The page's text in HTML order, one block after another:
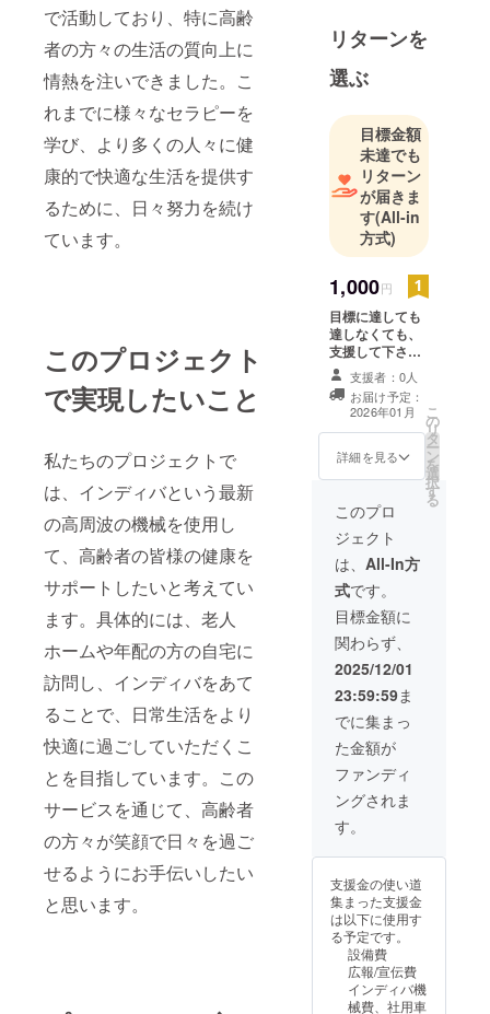
で活動しており、特に高齢
者の方々の生活の質向上に
情熱を注いできました。こ
れまでに様々なセラピーを
学び、より多くの人々に健
康的で快適な生活を提供す
るために、日々努力を続け
ています。
このプロジェクト
で実現したいこと
私たちのプロジェクトで
は、インディバという最新
の高周波の機械を使用し
て、高齢者の皆様の健康を
サポートしたいと考えてい
ます。具体的には、老人
ホームや年配の方の自宅に
訪問し、インディバをあて
ることで、日常生活をより
快適に過ごしていただくこ
とを目指しています。この
サービスを通じて、高齢者
の方々が笑顔で日々を過ご
せるようにお手伝いしたい
と思います。
リターンを
選ぶ
目標金額
未達でも
リターン
が届きま
す(All-in
方式)
1,000円
目標に達しても
達しなくても、
支援して下さっ
た方には感謝の
手紙を送らせて
ください。
支援者：0人
お届け予定：
2026年01月
詳細を見る
こ
の
リ
タ
ー
ン
を
選
択
す
る
このプロ
ジェクト
は、 All-In方
式です。
目標金額に
関わらず、
2025/12/01
23:59:59ま
でに集まっ
た金額が
ファンディ
ングされま
す。
支援金の使い道
集まった支援金
は以下に使用す
る予定です。
設備費
広報/宣伝費
インディバ機
械費、社用車